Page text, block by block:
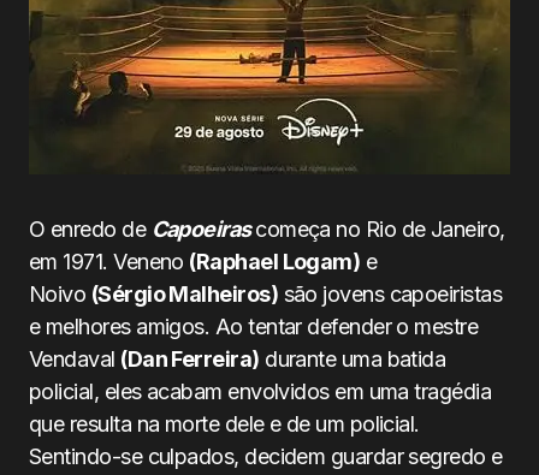
O enredo de Capoeirascomeça no Rio de Janeiro,
em 1971. Veneno (Raphael Logam) e
Noivo (Sérgio Malheiros) são jovens capoeiristas
e melhores amigos. Ao tentar defender o mestre
Vendaval (Dan Ferreira) durante uma batida
policial, eles acabam envolvidos em uma tragédia
que resulta na morte dele e de um policial.
Sentindo-se culpados, decidem guardar segredo e